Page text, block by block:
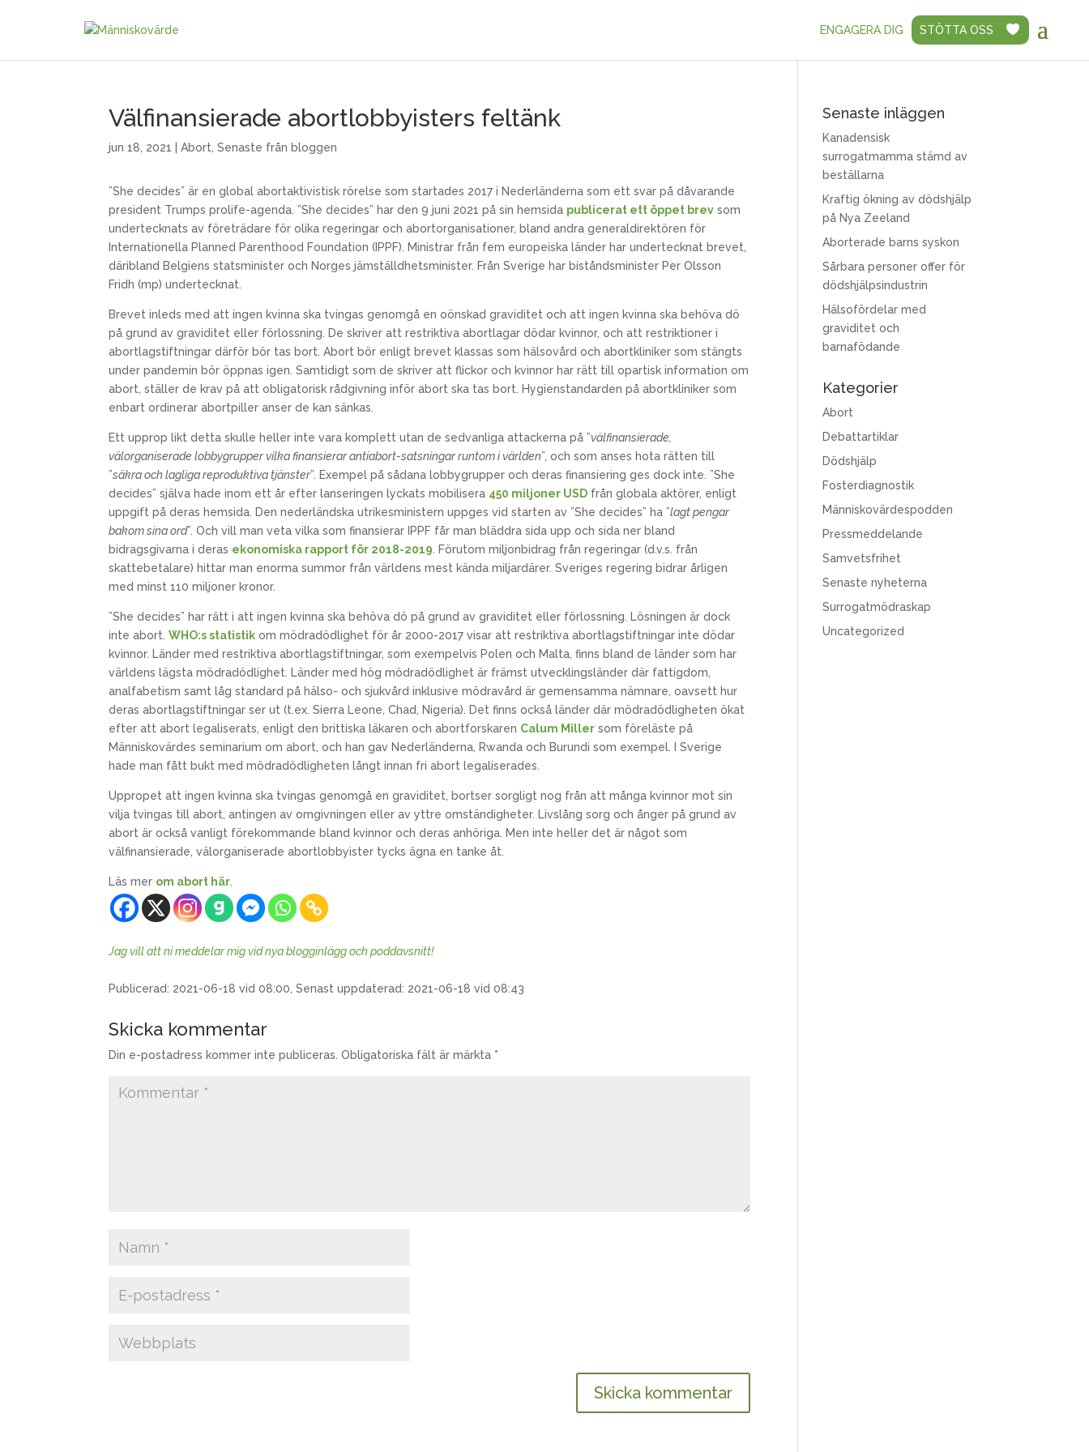
ENGAGERA DIG STÖTTA OSS
Välfinansierade abortlobbyisters feltänk
jun 18, 2021 |Abort ,Senaste från bloggen
”She decides” är en global abortaktivistisk rörelse som startades 2017 i Nederländerna som ett svar på dåvarande
president Trumps prolife-agenda. ”She decides” har den 9 juni 2021 på sin hemsida publicerat ett öppet brev som
undertecknats av företrädare för olika regeringar och abortorganisationer, bland andra generaldirektören för
Internationella Planned Parenthood Foundation (IPPF). Ministrar från fem europeiska länder har undertecknat brevet,
däribland Belgiens statsminister och Norges jämställdhetsminister. Från Sverige har biståndsminister Per Olsson
Fridh (mp) undertecknat.
Brevet inleds med att ingen kvinna ska tvingas genomgå en oönskad graviditet och att ingen kvinna ska behöva dö
på grund av graviditet eller förlossning. De skriver att restriktiva abortlagar dödar kvinnor, och att restriktioner i
abortlagstiftningar därför bör tas bort. Abort bör enligt brevet klassas som hälsovård och abortkliniker som stängts
under pandemin bör öppnas igen. Samtidigt som de skriver att flickor och kvinnor har rätt till opartisk information om
abort, ställer de krav på att obligatorisk rådgivning inför abort ska tas bort. Hygienstandarden på abortkliniker som
enbart ordinerar abortpiller anser de kan sänkas.
Ett upprop likt detta skulle heller inte vara komplett utan de sedvanliga attackerna på ”välfinansierade,
välorganiserade lobbygrupper vilka finansierar antiabort-satsningar runtom i världen”, och som anses hota rätten till
”säkra och lagliga reproduktiva tjänster”. Exempel på sådana lobbygrupper och deras finansiering ges dock inte. ”She
decides” själva hade inom ett år efter lanseringen lyckats mobilisera 450 miljoner USD från globala aktörer, enligt
uppgift på deras hemsida. Den nederländska utrikesministern uppges vid starten av ”She decides” ha ”lagt pengar
bakom sina ord”. Och vill man veta vilka som finansierar IPPF får man bläddra sida upp och sida ner bland
bidragsgivarna i deras ekonomiska rapport för 2018-2019 . Förutom miljonbidrag från regeringar (d.v.s. från
skattebetalare) hittar man enorma summor från världens mest kända miljardärer. Sveriges regering bidrar årligen
med minst 110 miljoner kronor.
”She decides” har rätt i att ingen kvinna ska behöva dö på grund av graviditet eller förlossning. Lösningen är dock
inte abort.WHO:s statistik om mödradödlighet för år 2000-2017 visar att restriktiva abortlagstiftningar inte dödar
kvinnor. Länder med restriktiva abortlagstiftningar, som exempelvis Polen och Malta, finns bland de länder som har
världens lägsta mödradödlighet. Länder med hög mödradödlighet är främst utvecklingsländer där fattigdom,
analfabetism samt låg standard på hälso- och sjukvård inklusive mödravård är gemensamma nämnare, oavsett hur
deras abortlagstiftningar ser ut (t.ex. Sierra Leone, Chad, Nigeria). Det finns också länder där mödradödligheten ökat
efter att abort legaliserats, enligt den brittiska läkaren och abortforskaren Calum Miller som föreläste på
Människovärdes seminarium om abort, och han gav Nederländerna, Rwanda och Burundi som exempel. I Sverige
hade man fått bukt med mödradödligheten långt innan fri abort legaliserades.
Uppropet att ingen kvinna ska tvingas genomgå en graviditet, bortser sorgligt nog från att många kvinnor mot sin
vilja tvingas till abort, antingen av omgivningen eller av yttre omständigheter. Livslång sorg och ånger på grund av
abort är också vanligt förekommande bland kvinnor och deras anhöriga. Men inte heller det är något som
välfinansierade, välorganiserade abortlobbyister tycks ägna en tanke åt.
Läs mer om abort här
Jag vill att ni meddelar mig vid nya blogginlägg och poddavsnitt!
Publicerad: 2021-06-18 vid 08:00, Senast uppdaterad: 2021-06-18 vid 08:43
Skicka kommentar
Din e-postadress kommer inte publiceras. Obligatoriska fält är märkta *
Senaste inläggen
Kanadensisk
surrogatmamma stämd av
beställarna
Kraftig ökning av dödshjälp
på Nya Zeeland
Aborterade barns syskon
Sårbara personer offer för
dödshjälpsindustrin
Hälsofördelar med
graviditet och
barnafödande
Kategorier
Abort
Debattartiklar
Dödshjälp
Fosterdiagnostik
Människovärdespodden
Pressmeddelande
Samvetsfrihet
Senaste nyheterna
Surrogatmödraskap
Uncategorized